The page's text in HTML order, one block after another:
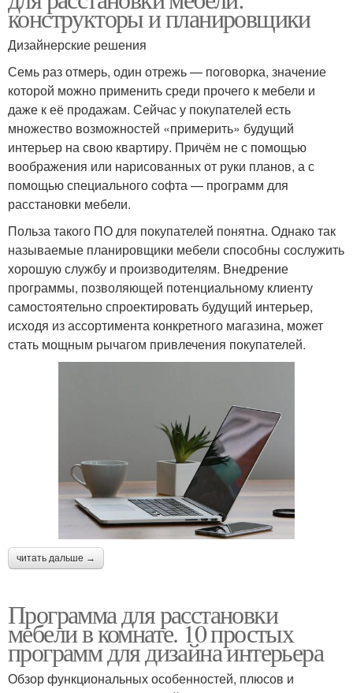
конструкторы и планировщики
Дизайнерские решения
Семь раз отмерь, один отрежь — поговорка, значение
которой можно применить среди прочего к мебели и
даже к её продажам. Сейчас у покупателей есть
множество возможностей «примерить» будущий
интерьер на свою квартиру. Причём не с помощью
воображения или нарисованных от руки планов, а с
помощью специального софта — программ для
расстановки мебели.
Польза такого ПО для покупателей понятна. Однако так
называемые планировщики мебели способны сослужить
хорошую службу и производителям. Внедрение
программы, позволяющей потенциальному клиенту
самостоятельно спроектировать будущий интерьер,
исходя из ассортимента конкретного магазина, может
стать мощным рычагом привлечения покупателей.
читать дальше →
Программа для расстановки
мебели в комнате. 10 простых
программ для дизайна интерьера
Обзор функциональных особенностей, плюсов и